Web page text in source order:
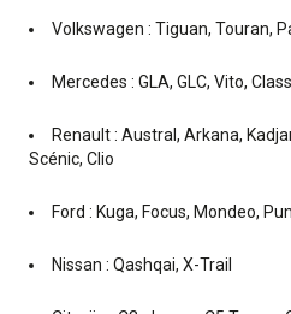
Volkswagen : Tiguan, Touran,
Mercedes : GLA, GLC, Vito,
Renault : Austral, Arkana,
Scénic, Clio
Ford : Kuga, Focus, Mondeo,
Nissan : Qashqai, X-Trail